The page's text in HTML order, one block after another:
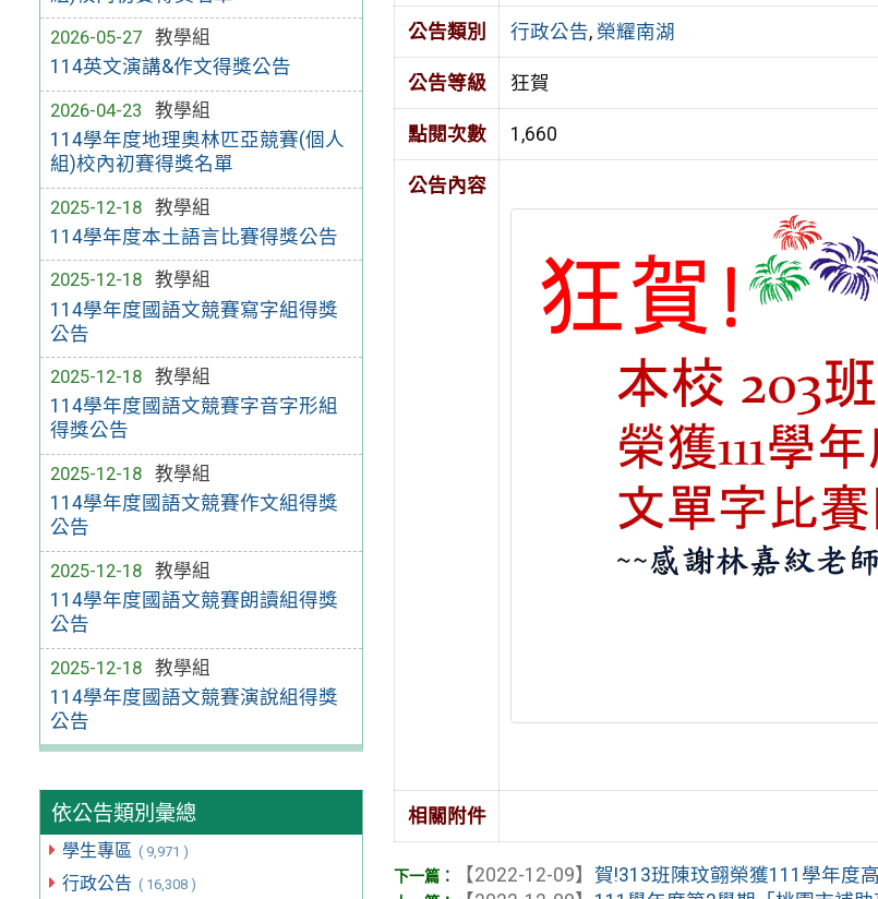
2026-05-27
教學組
114英文演講&作文得獎公告
2026-04-23
教學組
114學年度地理奧林匹亞競賽(個人
組)校內初賽得獎名單
2025-12-18
教學組
114學年度本土語言比賽得獎公告
2025-12-18
教學組
114學年度國語文競賽寫字組得獎
公告
2025-12-18
教學組
114學年度國語文競賽字音字形組
得獎公告
2025-12-18
教學組
114學年度國語文競賽作文組得獎
公告
2025-12-18
教學組
114學年度國語文競賽朗讀組得獎
公告
2025-12-18
教學組
114學年度國語文競賽演說組得獎
公告
依公告類別彙總
學生專區 ( 9,971 )
行政公告 ( 16,308 )
公告類別 行政公告, 榮耀南湖
公告等級 狂賀
點閱次數 1,660
公告內容
相關附件
【2022-12-09】賀!313班陳玟翧榮獲111學年度